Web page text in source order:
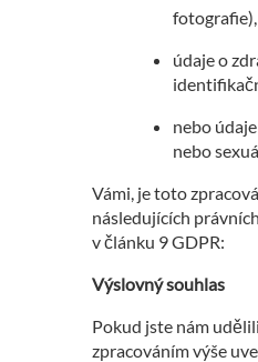
fotografie),
údaje o
nebo
nebo
Vámi, je toto
následujících
v článku 9 GDPR:
Výslovný souhlas
Pokud jste nám
zpracováním výše